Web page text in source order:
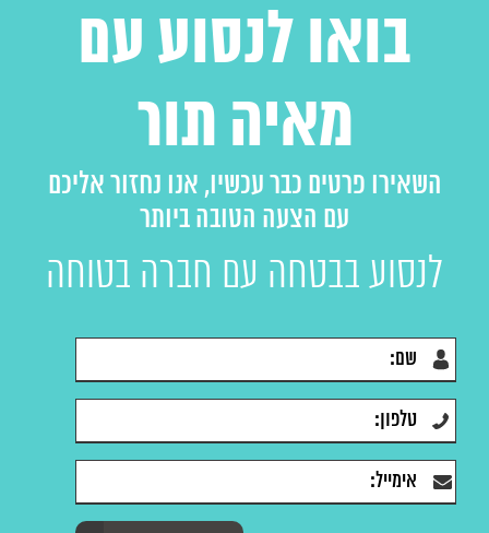
בואו לנסוע עם
מאיה תור
השאירו פרטים כבר עכשיו, אנו נחזור אליכם
עם הצעה הטובה ביותר
לנסוע בבטחה עם חברה בטוחה